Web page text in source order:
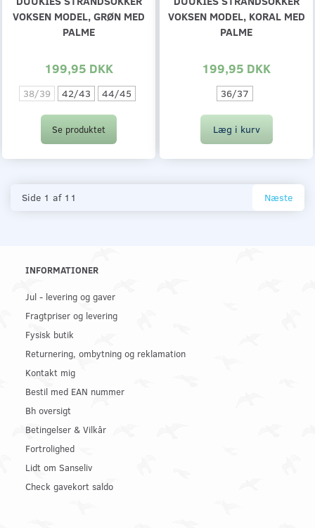
VOKSEN MODEL, GRØN MED
PALME
199,95 DKK
38/39 42/43 44/45
Se produktet
VOKSEN MODEL, KORAL MED
PALME
199,95 DKK
36/37
Læg i kurv
Side 1 af 11 Næste
INFORMATIONER
Jul - levering og gaver
Fragtpriser og levering
Fysisk butik
Returnering, ombytning og reklamation
Kontakt mig
Bestil med EAN nummer
Bh oversigt
Betingelser & Vilkår
Fortrolighed
Lidt om Sanseliv
Check gavekort saldo